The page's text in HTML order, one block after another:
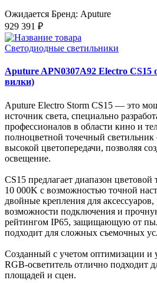
Ожидается Бренд: Aputure
929 391 ₽
Светодиодные светильники
Aputure APN0307A92 Electro CS15
вилки)
Aputure Electro Storm CS15 — это
источник света, специально
профессионалов в области кино и
полноцветной точечный светильник
высокой цветопередачи, позволяя
освещение.
CS15 предлагает диапазон
10 000K с возможностью точной
двойные крепления для
возможности подключения и
рейтингом IP65, защищающую от
подходит для сложных съемочных
Созданный с учетом оптимизации и
RGB-осветитель отлично подходит
площадей и сцен.